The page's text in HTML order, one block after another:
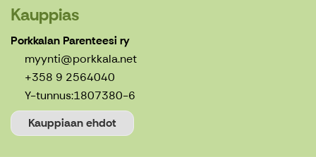
Kauppias
Porkkalan Parenteesi ry
myynti@porkkala.net
+358 9 2564040
Y-tunnus:1807380-6
Kauppiaan ehdot